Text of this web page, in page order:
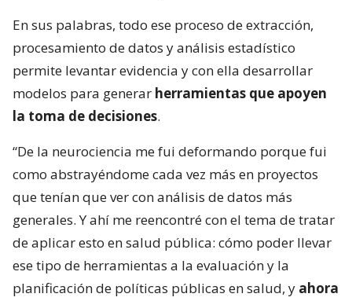
En sus palabras, todo ese proceso de extracción,
procesamiento de datos y análisis estadístico
permite levantar evidencia y con ella desarrollar
modelos para generar herramientas que apoyen
la toma de decisiones.
“De la neurociencia me fui deformando porque fui
como abstrayéndome cada vez más en proyectos
que tenían que ver con análisis de datos más
generales. Y ahí me reencontré con el tema de tratar
de aplicar esto en salud pública: cómo poder llevar
ese tipo de herramientas a la evaluación y la
planificación de políticas públicas en salud, y ahora